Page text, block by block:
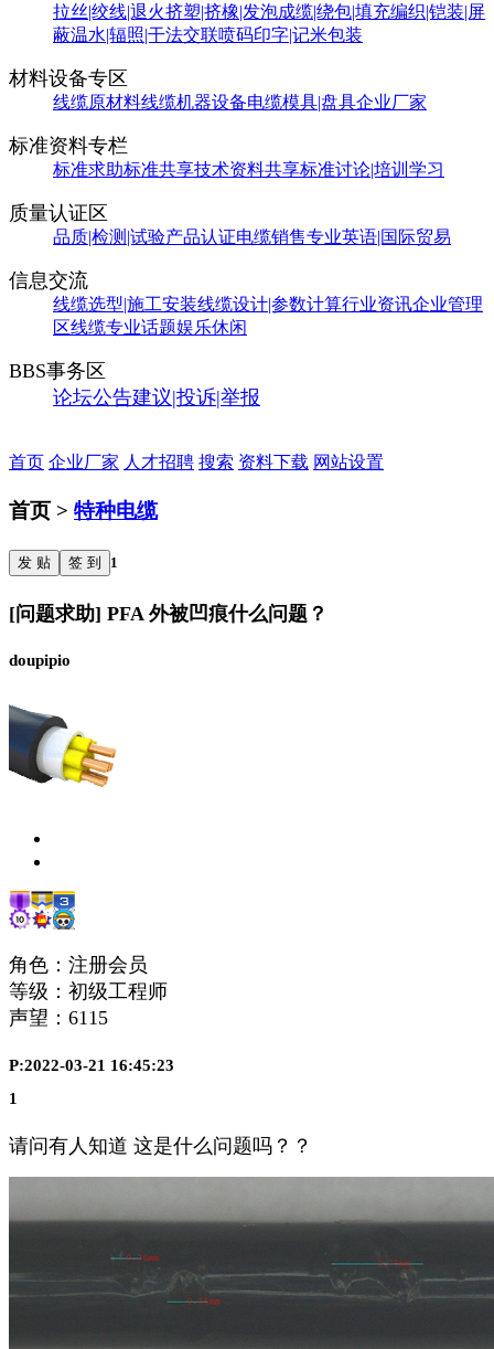
拉丝|绞线|退火挤塑|挤橡|发泡成缆|绕包|填充编织|铠装|屏
蔽温水|辐照|干法交联喷码印字|记米包装
材料设备专区
线缆原材料线缆机器设备电缆模具|盘具企业厂家
标准资料专栏
标准求助标准共享技术资料共享标准讨论|培训学习
质量认证区
品质|检测|试验产品认证电缆销售专业英语|国际贸易
信息交流
线缆选型|施工安装线缆设计|参数计算行业资讯企业管理
区线缆专业话题娱乐休闲
BBS事务区
论坛公告建议|投诉|举报
首页 企业厂家 人才招聘 搜索 资料下载 网站设置
首页 > 特种电缆
发 贴 签 到 1
[问题求助] PFA 外被凹痕什么问题？
doupipio
角色：注册会员
等级：初级工程师
声望： 6115
P:2022-03-21 16:45:23
1
请问有人知道 这是什么问题吗？？